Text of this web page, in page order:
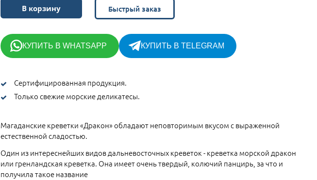
В корзину Быстрый заказ
КУПИТЬ В WHATSAPP КУПИТЬ В TELEGRAM
Сертифицированная продукция.
Только свежие морские деликатесы.
Магаданские креветки «Дракон» обладают неповторимым вкусом с выраженной
естественной сладостью.
Один из интереснейших видов дальневосточных креветок - креветка морской дракон
или гренландская креветка. Она имеет очень твердый, колючий панцирь, за что и
получила такое название